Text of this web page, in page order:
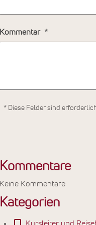
Kommentar
* Diese Felder sind
Kommentare
Keine Kommentare
Kategorien
Kursleiter und